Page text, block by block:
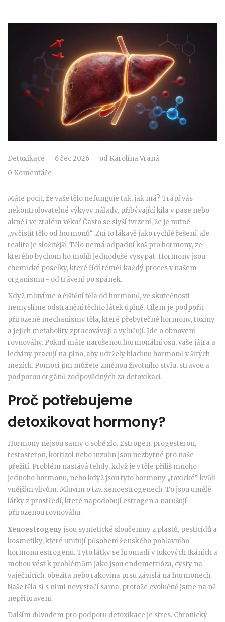
Detoxikace 6 čec 2026 od Karolína Vraná
0 Komentáře
Máte pocit, že vaše tělo nefunguje tak, jak má? Trápí vás
nekontrolovatelné výkyvy nálady, přibývající kila v pase nebo
akné i ve zralém věku? Často se slyší tvrzení, že je nutné
„vyčistit tělo od hormonů“. Zní to lákavě jako rychlé řešení, ale
realita je složitější. Tělo nemá odpadní koš pro hormony, ze
kterého bychom ho mohli jednoduše vysypat. Hormony jsou
chemické poselky, které řídí téměř každý proces v našem
organismu - od trávení po spánek.
Když mluvíme o čištění těla od hormonů, ve skutečnosti
nemyslíme odstranění těchto látek úplně. Cílem je podpořit
přirozené mechanismy těla, které přebytečné hormony, toxiny
a jejich metabolity zpracovávají a vylučují. Jde o obnovení
rovnováhy. Pokud máte narušenou hormonální osu, vaše játra a
ledviny pracují na plno, aby udržely hladinu hormonů v širých
mezích. Pomoci jim můžete změnou životního stylu, stravou a
podporou orgánů zodpovědných za detoxikaci.
Proč potřebujeme
detoxikovat hormony?
Hormony nejsou samy o sobě zlo. Estrogen, progesteron,
testosteron, kortizol nebo inzulin jsou nezbytné pro naše
přežití. Problém nastává tehdy, když je v těle příliš mnoho
jednoho hormonu, nebo když jsou tyto hormony „toxické“ kvůli
vnějším vlivům. Mluvím o tzv. xenoestrogenech. To jsou umělé
látky z prostředí, které napodobují estrogen a narušují
přirozenou rovnováhu.
Xenoestrogenyjsou syntetické sloučeniny z plastů, pesticidů a
kosmetiky, které imitují působení ženského pohlavního
hormonu estrogenu. Tyto látky se hromadí v tukových tkáních a
mohou vést k problémům jako jsou endometrióza, cysty na
vaječnících, obezita nebo rakovina prsu závislá na hormonech.
Naše těla si s nimi nevystačí sama, protože evolučně jsme na ně
nepřipraveni.
Dalším důvodem pro podporu detoxikace je stres. Chronický